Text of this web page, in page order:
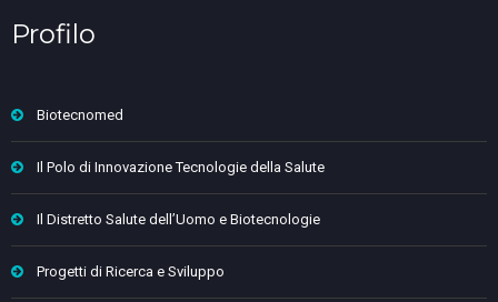
Profilo
Biotecnomed
Il Polo di Innovazione Tecnologie della Salute
Il Distretto Salute dell’Uomo e Biotecnologie
Progetti di Ricerca e Sviluppo